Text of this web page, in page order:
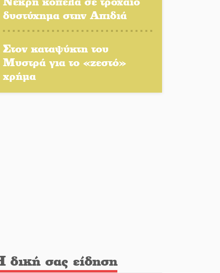
παγκόσμια Σπαρτιατόπουλα
Ζερβάκη
Εκδηλώσεις-δράσεις-
προθεσμίες στη Λακωνία
δυστύχημα στην Απιδιά
Στον καταψύκτη του
Μυστρά για το «ζεστό»
χρήμα
δική σας είδηση